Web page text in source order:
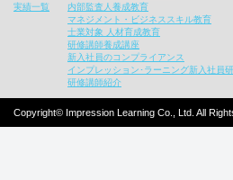
実績一覧
内部監査人養成教育
マネジメント・ビジネススキル教育
士業対象 人材育成教育
研修講師養成講座
新入社員のコンプライアンス
インプレッション･ラーニング新入社員
研修講師紹介
Copyright© Impression Learning Co., Ltd. All